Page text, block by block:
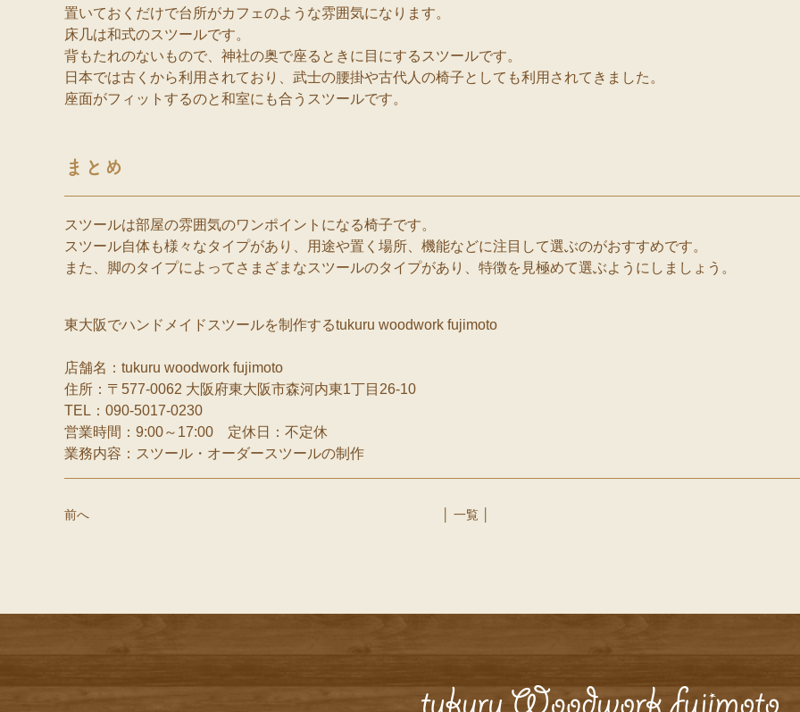
置いておくだけで台所がカフェのような雰囲気になります。
床几は和式のスツールです。
背もたれのないもので、神社の奥で座るときに目にするスツールです。
日本では古くから利用されており、武士の腰掛や古代人の椅子としても利用されてきました。
座面がフィットするのと和室にも合うスツールです。
まとめ
スツールは部屋の雰囲気のワンポイントになる椅子です。
スツール自体も様々なタイプがあり、用途や置く場所、機能などに注目して選ぶのがおすすめです。
また、脚のタイプによってさまざまなスツールのタイプがあり、特徴を見極めて選ぶようにしましょう。
東大阪でハンドメイドスツールを制作するtukuru woodwork fujimoto
店舗名：tukuru woodwork fujimoto
住所：〒577-0062 大阪府東大阪市森河内東1丁目26-10
TEL：090-5017-0230
営業時間：9:00～17:00 定休日：不定休
業務内容：スツール・オーダースツールの制作
前へ │ 一覧 │